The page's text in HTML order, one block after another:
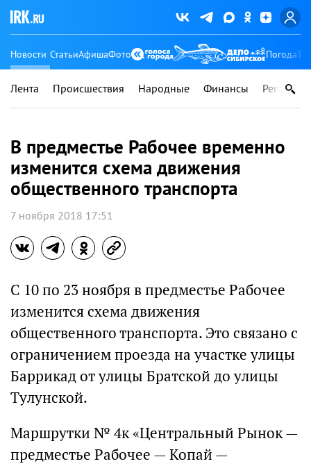
Новости СтатьиАфишаФото Погода
Лента Происшествия Народные Финансы Регионы
В предместье Рабочее временно
изменится схема движения
общественного транспорта
7 ноября 2018 17:51
С 10 по 23 ноября в предместье Рабочее
изменится схема движения
общественного транспорта. Это связано с
ограничением проезда на участке улицы
Баррикад от улицы Братской до улицы
Тулунской.
Маршрутки № 4к «Центральный Рынок —
предместье Рабочее — Копай —